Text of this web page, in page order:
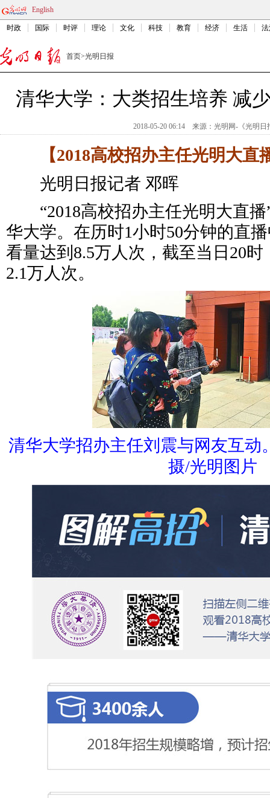
English
时政 国际 时评 理论 文化 科技 教育 经济 生活
首页>光明日报
清华大学：大类招生培养 减
2018-05-20 06:14 来源： 光明网-《光明日
【2018高校招办主任光明大直
光明日报记者 邓晖
“2018高校招办主任光明大直播
华大学。在历时1小时50分钟的直
看量达到8.5万人次，截至当日20
2.1万人次。
清华大学招办主任刘震与网友互动
摄/光明图片